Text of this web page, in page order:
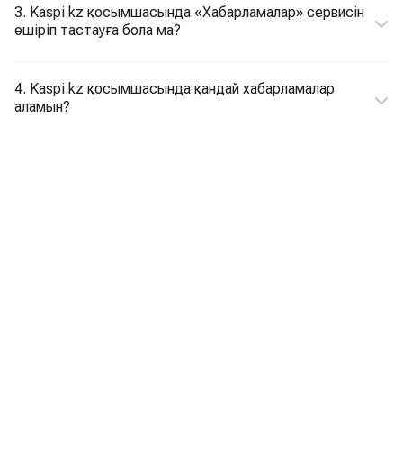
3. Kaspi.kz қосымшасында «Хабарламалар» сервисін
өшіріп тастауға бола ма?
4. Kaspi.kz қосымшасында қандай хабарламалар
аламын?